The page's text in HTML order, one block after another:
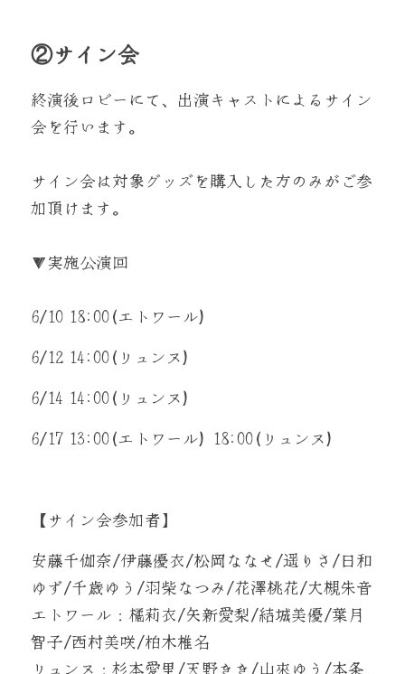
②サイン会
終演後ロビーにて、出演キャストによるサイン
会を行います。
サイン会は対象グッズを購入した方のみがご参
加頂けます。
▼実施公演回
6/10 18:00(エトワール)
6/12 14:00(リュンヌ)
6/14 14:00(リュンヌ)
6/17 13:00(エトワール) 18:00(リュンヌ)
【サイン会参加者】
安藤千伽奈/伊藤優衣/松岡ななせ/遥りさ/日和
ゆず/千歳ゆう/羽柴なつみ/花澤桃花/大槻朱音
エトワール：橘莉衣/矢新愛梨/結城美優/葉月
智子/西村美咲/柏木椎名
リュンヌ：杉本愛里/天野きき/山來ゆう/本条